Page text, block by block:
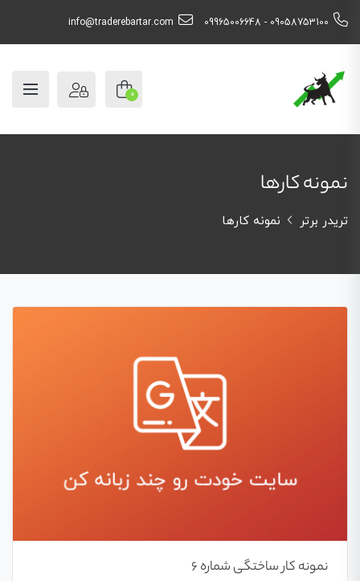
09058753100 - 09965006648
info@traderebartar.com
0
نمونه کارها
تریدر برتر نمونه کارها
نمونه کار ساختگی شماره 6